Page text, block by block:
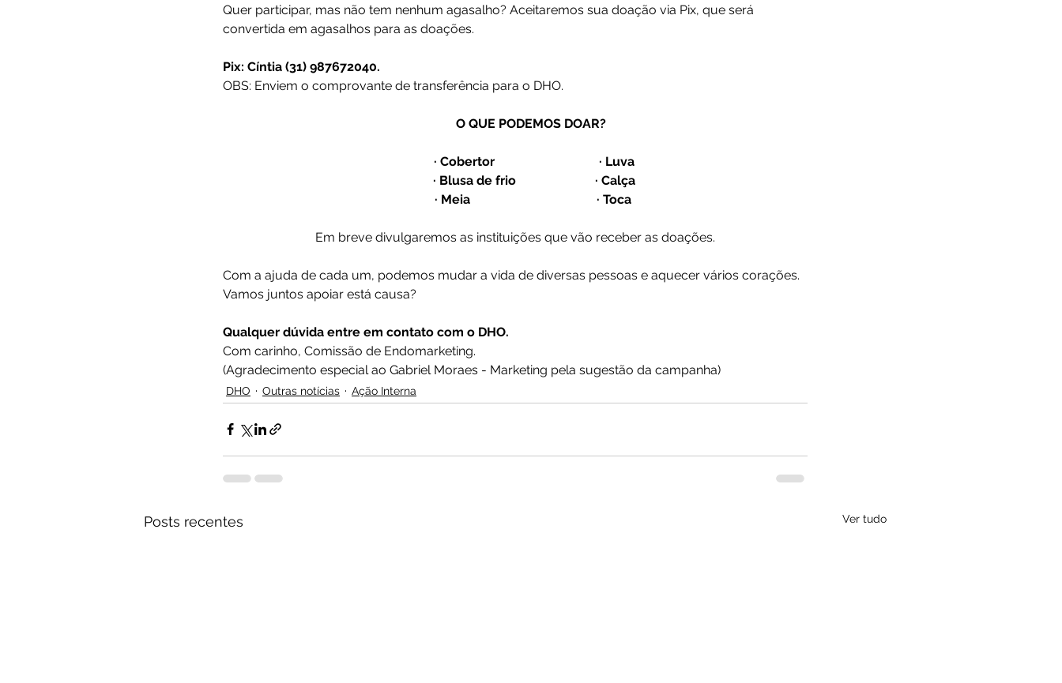
Quer participar, mas não tem nenhum agasalho? Aceitaremos sua doação via Pix, que será
convertida em agasalhos para as doações.
Pix: Cíntia (31) 987672040.
OBS: Enviem o comprovante de transferência para o DHO.
    O QUE PODEMOS DOAR?
            · Cobertor                                 · Luva
            · Blusa de frio                         · Calça
           · Meia                                        · Toca
Em breve divulgaremos as instituições que vão receber as doações.
Com a ajuda de cada um, podemos mudar a vida de diversas pessoas e aquecer vários corações.
Vamos juntos apoiar está causa?
Qualquer dúvida entre em contato com o DHO.
Com carinho, Comissão de Endomarketing.
(Agradecimento especial ao Gabriel Moraes - Marketing pela sugestão da campanha)
DHO Outras notícias Ação Interna
Posts recentes Ver tudo